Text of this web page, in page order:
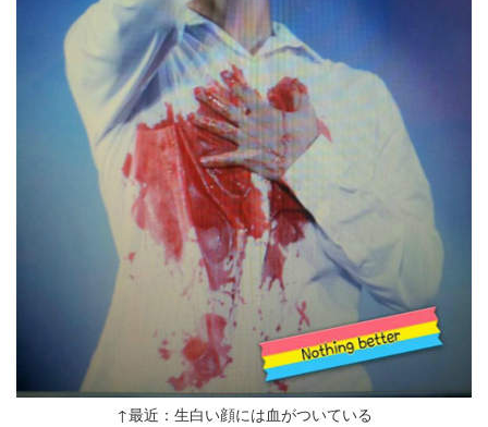
↑最近：生白い顔には血がついている